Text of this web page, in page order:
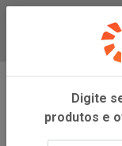
Digite
produtos e